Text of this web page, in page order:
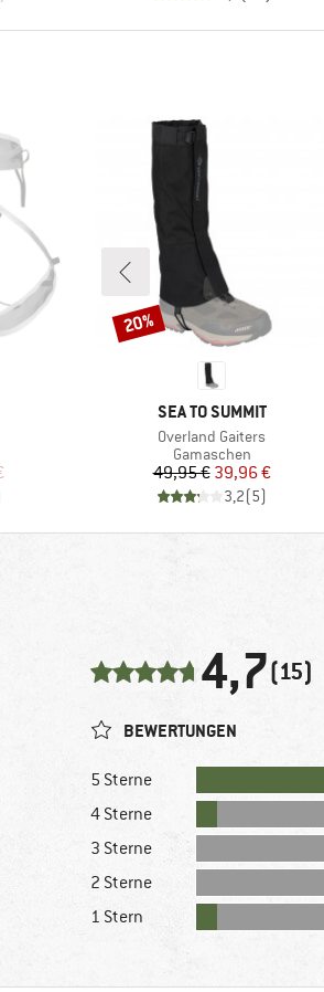
Preis
MARKE
SEA TO SUMMIT
Artikel
Overland Gaiters
Produktgruppe
Gamaschen
Preis
49,95 €reduzierter Preis
39,96 €
3,2(5)
Rabatt
20%
4,7(15)
BEWERTUNGEN
5 Sterne
4 Sterne
3 Sterne
2 Sterne
1 Stern